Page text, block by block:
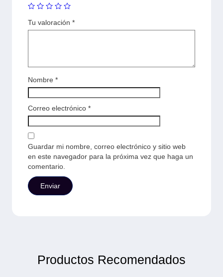
Tu valoración *
Nombre *
Correo electrónico *
Guardar mi nombre, correo electrónico y sitio web
en este navegador para la próxima vez que haga un
comentario.
Productos Recomendados